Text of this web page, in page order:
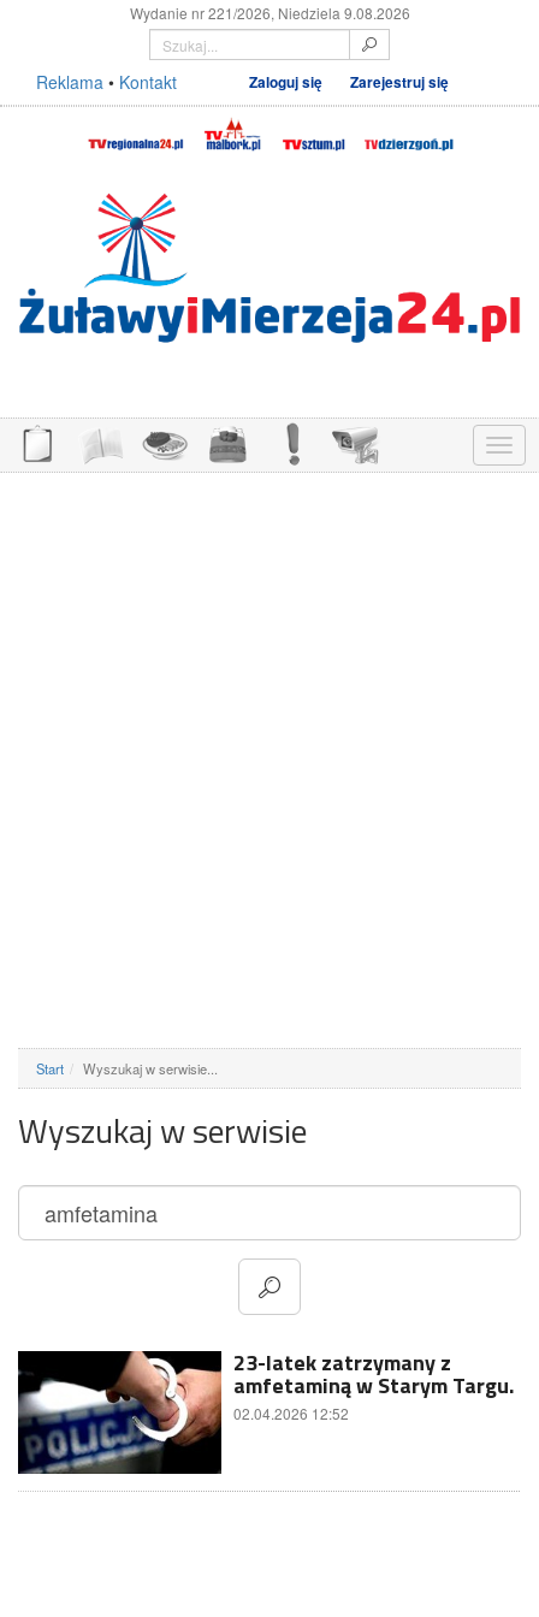
Wydanie nr 221/2026, Niedziela 9.08.2026
Reklama • Kontakt Zaloguj się Zarejestruj się
Menu
Start Wyszukaj w serwisie...
Wyszukaj w serwisie
23-latek zatrzymany z
amfetaminą w Starym Targu.
02.04.2026 12:52